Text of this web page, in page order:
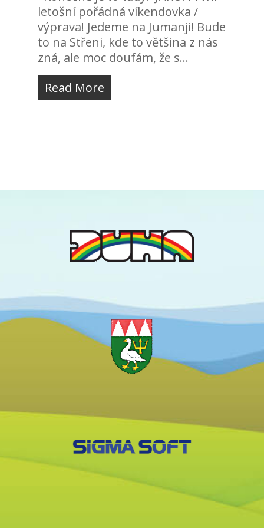
letošní pořádná víkendovka /
výprava! Jedeme na Jumanji! Bude
to na Střeni, kde to většina z nás
zná, ale moc doufám, že s...
Read More